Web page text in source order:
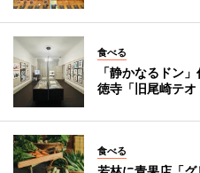
食べる
「静かなるドン
徳寺「旧尾崎テ
食べる